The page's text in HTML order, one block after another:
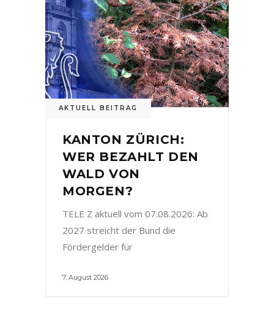
AKTUELL BEITRAG
KANTON ZÜRICH:
WER BEZAHLT DEN
WALD VON
MORGEN?
TELE Z aktuell vom 07.08.2026: Ab
2027 streicht der Bund die
Fördergelder für
7. August 2026